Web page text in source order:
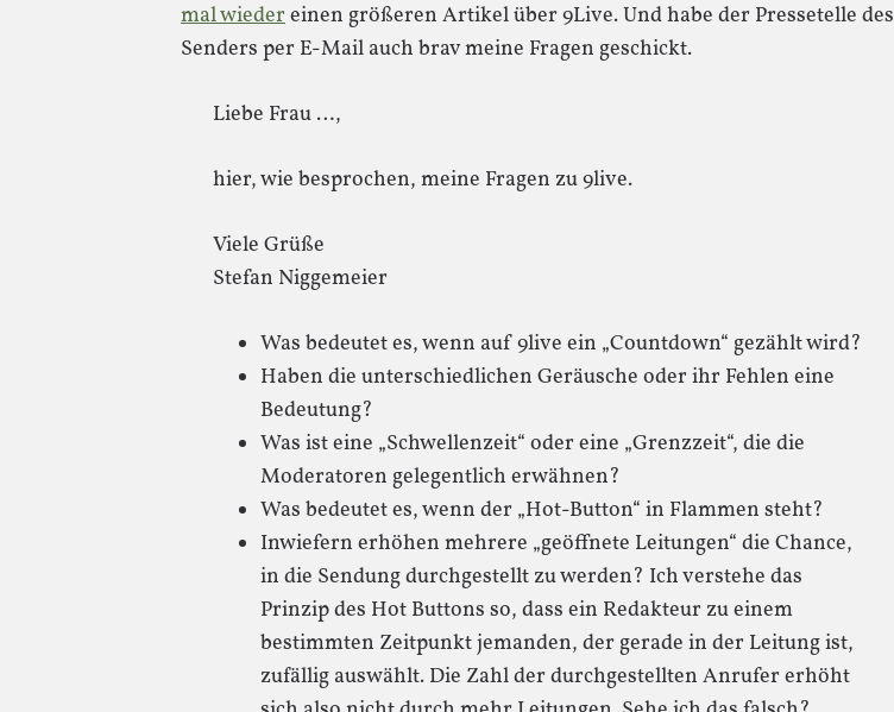
mal wiedereinen größeren Artikel über 9Live. Und habe der Pressetelle des
Senders per E-Mail auch brav meine Fragen geschickt.
Liebe Frau …,
hier, wie besprochen, meine Fragen zu 9live.
Viele Grüße
Stefan Niggemeier
Was bedeutet es, wenn auf 9live ein „Countdown“ gezählt wird?
Haben die unterschiedlichen Geräusche oder ihr Fehlen eine
Bedeutung?
Was ist eine „Schwellenzeit“ oder eine „Grenzzeit“, die die
Moderatoren gelegentlich erwähnen?
Was bedeutet es, wenn der „Hot-Button“ in Flammen steht?
Inwiefern erhöhen mehrere „geöffnete Leitungen“ die Chance,
in die Sendung durchgestellt zu werden? Ich verstehe das
Prinzip des Hot Buttons so, dass ein Redakteur zu einem
bestimmten Zeitpunkt jemanden, der gerade in der Leitung ist,
zufällig auswählt. Die Zahl der durchgestellten Anrufer erhöht